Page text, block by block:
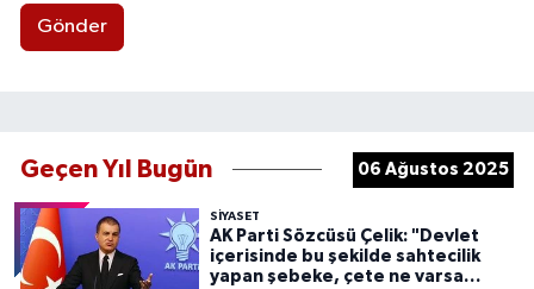
Gönder
Geçen Yıl Bugün 06 Ağustos 2025
SIYASET
AK Parti Sözcüsü Çelik: "Devlet
içerisinde bu şekilde sahtecilik
yapan şebeke, çete ne varsa